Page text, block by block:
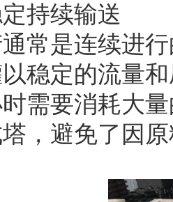
持续输送
是连续进行
稳定的流量
需要消耗大
，避免了因